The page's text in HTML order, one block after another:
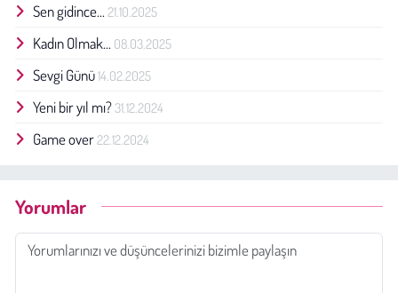
Sen gidince... 21.10.2025
Kadın Olmak... 08.03.2025
Sevgi Günü14.02.2025
Yeni bir yıl mı?31.12.2024
Game over22.12.2024
Yorumlar